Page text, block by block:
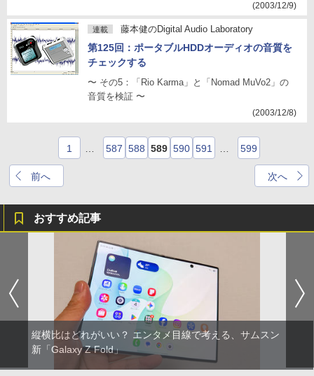
(2003/12/9)
連載 藤本健のDigital Audio Laboratory
第125回：ポータブルHDDオーディオの音質を
チェックする
〜 その5：「Rio Karma」と「Nomad MuVo2」の
音質を検証 〜
(2003/12/8)
前へ
1 587 588 589 590 591 599
次へ
おすすめ記事
縦横比はどれがいい？ エンタメ目線で考える、サムスン
新「Galaxy Z Fold」